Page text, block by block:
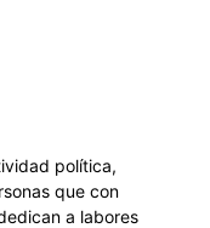
política,
que con
a labores